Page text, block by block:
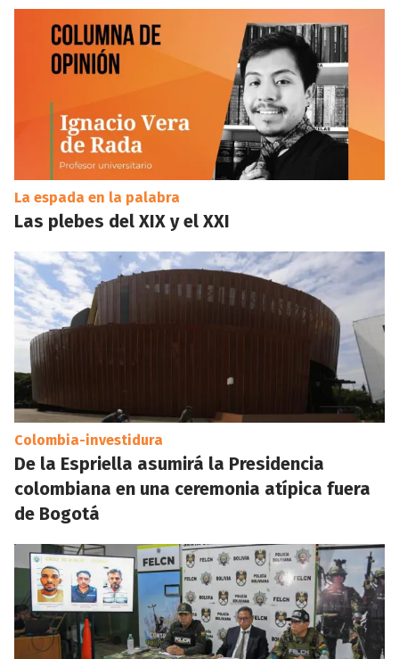
La espada en la palabra
Las plebes del XIX y el XXI
Colombia-investidura
De la Espriella asumirá la Presidencia
colombiana en una ceremonia atípica fuera
de Bogotá